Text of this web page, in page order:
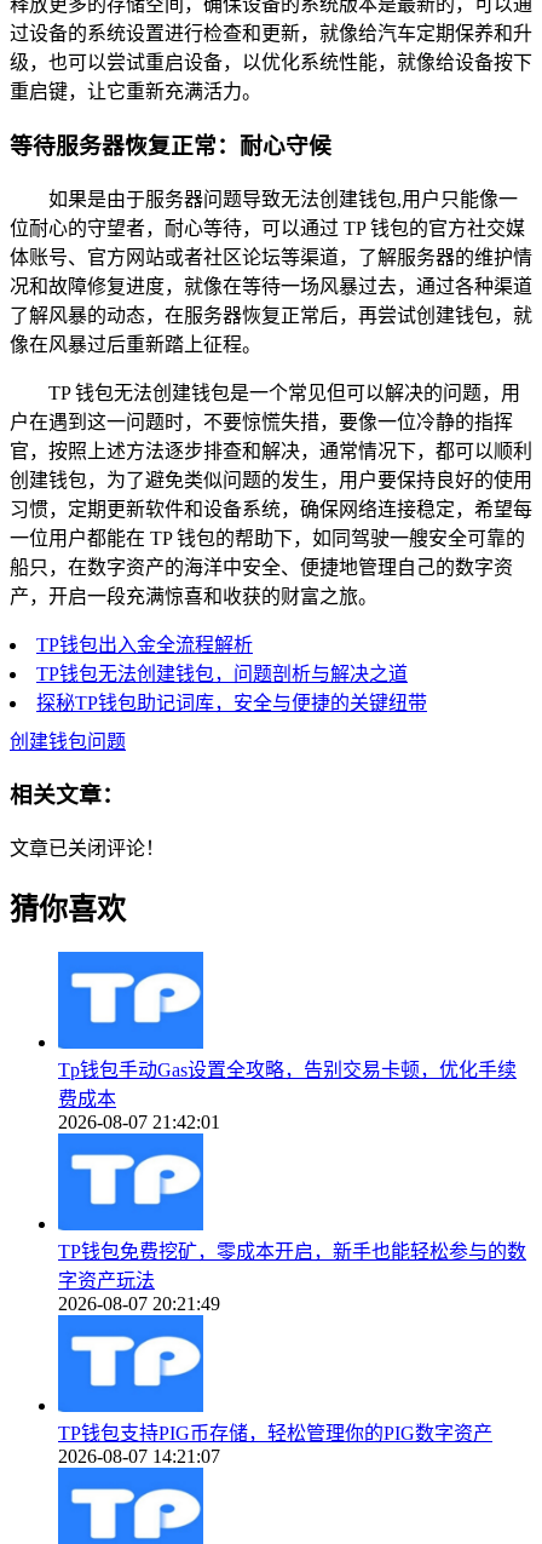
释放更多的存储空间，确保设备的系统版本是最新的，可以通
过设备的系统设置进行检查和更新，就像给汽车定期保养和升
级，也可以尝试重启设备，以优化系统性能，就像给设备按下
重启键，让它重新充满活力。
等待服务器恢复正常：耐心守候
如果是由于服务器问题导致无法创建钱包,用户只能像一
位耐心的守望者，耐心等待，可以通过 TP 钱包的官方社交媒
体账号、官方网站或者社区论坛等渠道，了解服务器的维护情
况和故障修复进度，就像在等待一场风暴过去，通过各种渠道
了解风暴的动态，在服务器恢复正常后，再尝试创建钱包，就
像在风暴过后重新踏上征程。
TP 钱包无法创建钱包是一个常见但可以解决的问题，用
户在遇到这一问题时，不要惊慌失措，要像一位冷静的指挥
官，按照上述方法逐步排查和解决，通常情况下，都可以顺利
创建钱包，为了避免类似问题的发生，用户要保持良好的使用
习惯，定期更新软件和设备系统，确保网络连接稳定，希望每
一位用户都能在 TP 钱包的帮助下，如同驾驶一艘安全可靠的
船只，在数字资产的海洋中安全、便捷地管理自己的数字资
产，开启一段充满惊喜和收获的财富之旅。
TP钱包出入金全流程解析
TP钱包无法创建钱包，问题剖析与解决之道
探秘TP钱包助记词库，安全与便捷的关键纽带
创建钱包问题
相关文章：
文章已关闭评论！
猜你喜欢
Tp钱包手动Gas设置全攻略，告别交易卡顿，优化手续
费成本
2026-08-07 21:42:01
TP钱包免费挖矿，零成本开启，新手也能轻松参与的数
字资产玩法
2026-08-07 20:21:49
TP钱包支持PIG币存储，轻松管理你的PIG数字资产
2026-08-07 14:21:07